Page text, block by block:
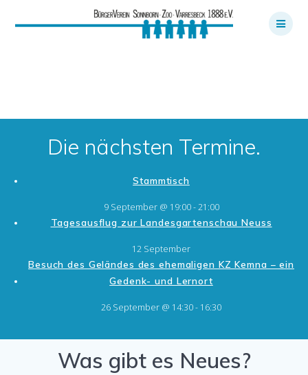
to
content
Die nächsten Termine.
Stammtisch
9 September @ 19:00-21:00
Tagesausflug zur Landesgartenschau Neuss
12 September
Besuch des Geländes des ehemaligen KZ Kemna – ein
Gedenk- und Lernort
26 September @ 14:30- 16:30
Was gibt es Neues?